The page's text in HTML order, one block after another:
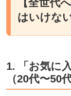
【全世代
はいけな
1. 「お気に
（20代〜50